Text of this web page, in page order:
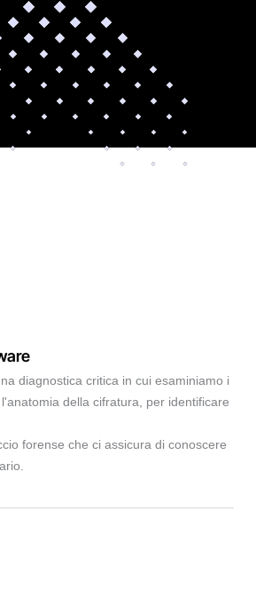
diagnostica critica in cui esaminiamo i
della cifratura, per identificare
forense che ci assicura di conoscere